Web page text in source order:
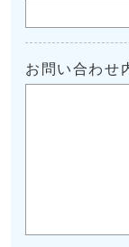
お問い合わせ